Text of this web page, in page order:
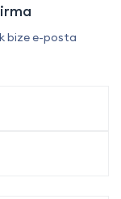
bize e-posta